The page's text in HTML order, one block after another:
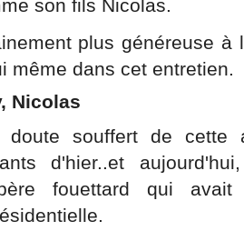
son fils Nicolas.
plus généreuse
même dans cet entretien.
Nicolas
souffert de cette
d'hier..et
fouettard qui